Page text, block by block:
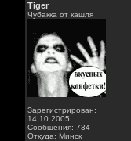
Tiger
Чубакка от кашля
Зарегистрирован:
14.10.2005
Сообщения: 734
Откуда: Минск